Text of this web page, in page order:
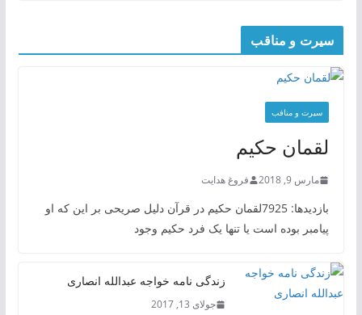
سیرت و مناقب
سیرت و منافب
لقمان حکیم
مارس 9, 2018 فروغ هدایت
بازدیدها: 7925لقمان حکیم در قرآن دلیل صریحی بر این که او
پیامبر بوده است یا تنها یک فرد حکیم وجود
زندگی نامه خواجه عبدالله انصاری
جولای 13, 2017